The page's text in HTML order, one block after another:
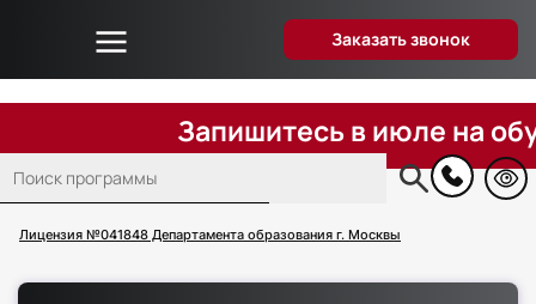
Лицензия №041848 Департамента образования г. Москвы
Заказать звонок
Основная
навигация
Об университете
Дистанционное образование
Преподаватели
Вопрос-ответ
Запишитесь в июле на